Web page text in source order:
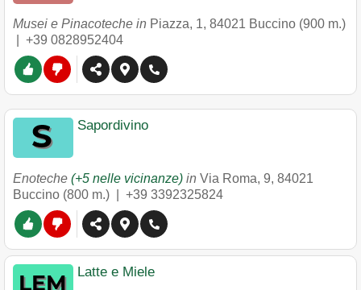
Musei e Pinacoteche in Piazza, 1, 84021 Buccino (900 m.)
+39 0828952404
Sapordivino
Enoteche (+5 nelle vicinanze) in Via Roma, 9, 84021
Buccino (800 m.) | +39 3392325824
Latte e Miele